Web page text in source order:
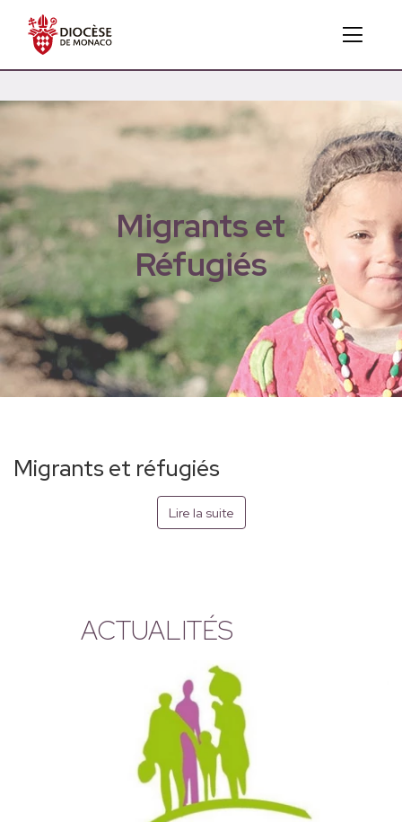
Migrants et
Réfugiés
Migrants et réfugiés
Lire la suite
ACTUALITÉS